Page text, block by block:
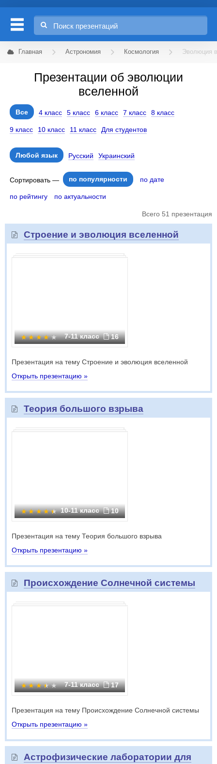
Главная Астрономия Космология Эволюция
Презентации об эволюции
вселенной
Все 4 класс 5 класс 6 класс 7 класс 8 класс
9 класс 10 класс 11 класс Для студентов
Любой язык Русский Украинский
Сортировать — по популярности по дате
по рейтингу по актуальности
Всего 51 презентация
Строение и эволюция вселенной
7-11 класс 16
Презентация на тему Строение и эволюция вселенной
Открыть презентацию »
Теория большого взрыва
10-11 класс 10
Презентация на тему Теория большого взрыва
Открыть презентацию »
Происхождение Солнечной системы
7-11 класс 17
Презентация на тему Происхождение Солнечной системы
Открыть презентацию »
Астрофизические лаборатории для